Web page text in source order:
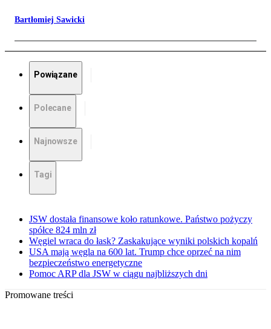
Bartłomiej Sawicki
Powiązane
Polecane
Najnowsze
Tagi
JSW dostała finansowe koło ratunkowe. Państwo pożyczy
spółce 824 mln zł
Węgiel wraca do łask? Zaskakujące wyniki polskich kopalń
USA mają węgla na 600 lat. Trump chce oprzeć na nim
bezpieczeństwo energetyczne
Pomoc ARP dla JSW w ciągu najbliższych dni
Promowane treści